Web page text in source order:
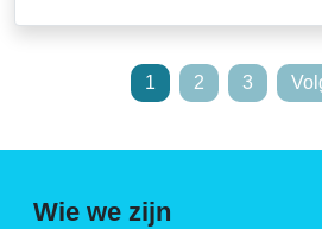
1 2 3
Wie we zijn